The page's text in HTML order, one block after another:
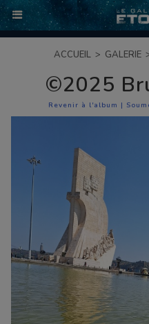
ACCUEIL > GALERIE
©2025
Revenir à l'album |